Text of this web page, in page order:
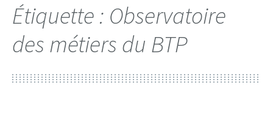
Étiquette : Observatoire
des métiers du BTP